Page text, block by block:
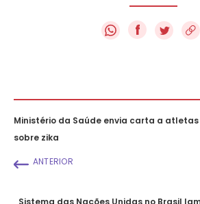
f
Ministério da Saúde envia carta a
sobre zika
ANTERIOR
Sistema das Nações Unidas no Brasil